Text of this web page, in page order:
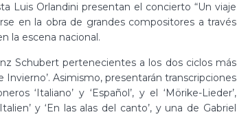
Luis Orlandini presentan el concierto “Un viaje
en la obra de grandes compositores a través
la escena nacional.
Schubert pertenecientes a los dos ciclos más
Invierno’. Asimismo, presentarán transcripciones
‘Italiano’ y ‘Español’, y el ‘Mörike-Lieder’,
y ‘En las alas del canto’, y una de Gabriel